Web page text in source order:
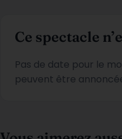
Ce spectacle
Pas de date pour le
peuvent être